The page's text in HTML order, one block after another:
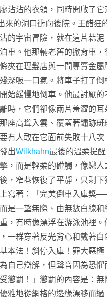
沾沾的衣領，同時開啟了
來的洞口衝向後院。王醋
的宇宙冒險，就在這片蒜
車。他那輛老舊的掀背車，
夾在理髮店與一間專賣金
深吸一口氣。將車子打了
始緩慢地倒車。他最討厭
時，它們卻像兩片羞澀的
座高聳入雲、覆蓋著鏽跡
有人敢在它面前失敗十八
出Wilkhahn最後的溫柔提
，而是輕柔的碰觸，像戀
，窄巷恢復了平靜，只剩
寫著：「完美倒車入庫獎
是一望無際、由無數白線和
，有時像漂浮在游泳池裡
一群穿著反光背心和戴著
本法！斜停入庫！罪大惡
自己辯解，但聲音因為恐
懲罰！」懲罰的內容是：
雅地從網格的邊緣漂移而